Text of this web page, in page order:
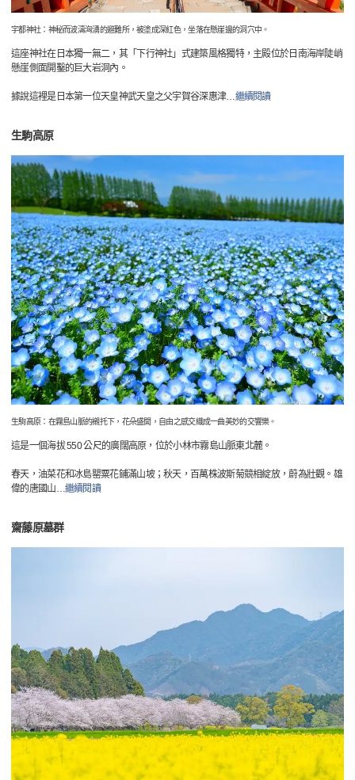
宇都神社：神秘而波濤洶湧的避難所，被塗成深紅色，坐落在懸崖邊的洞穴中。
這座神社在日本獨一無二，其「下行神社」式建築風格獨特，主殿位於日南海岸陡峭
懸崖側面開鑿的巨大岩洞內。
據說這裡是日本第一位天皇神武天皇之父宇賀谷深惠津…繼續閱讀
生駒高原
生駒高原：在霧島山脈的襯托下，花朵盛開，自由之感交織成一曲美妙的交響樂。
這是一個海拔 550 公尺的廣闊高原，位於小林市霧島山脈東北麓。
春天，油菜花和冰島罌粟花鋪滿山坡；秋天，百萬株波斯菊競相綻放，蔚為壯觀。雄
偉的唐國山…繼續閱讀
齋藤原墓群